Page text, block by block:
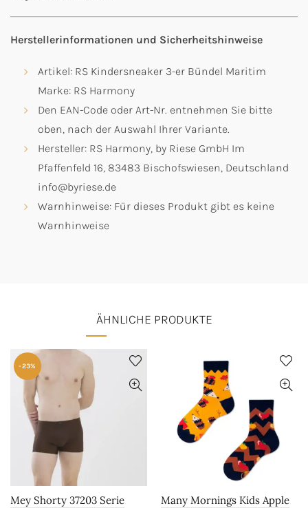
Herstellerinformationen und Sicherheitshinweise
Artikel: RS Kindersneaker 3-er Bündel Maritim
Marke: RS Harmony
Den EAN-Code oder Art-Nr. entnehmen Sie bitte
oben, nach der Auswahl Ihrer Variante.
Hersteller: RS Harmony, by Riese GmbH Im
Pfaffenfeld 16, 83483 Bischofswiesen, Deutschland
info@byriese.de
Warnhinweise: Für dieses Produkt gibt es keine
Warnhinweise
ÄHNLICHE PRODUKTE
-23%
Mey Shorty 37203 Serie
Many Mornings Kids Apple